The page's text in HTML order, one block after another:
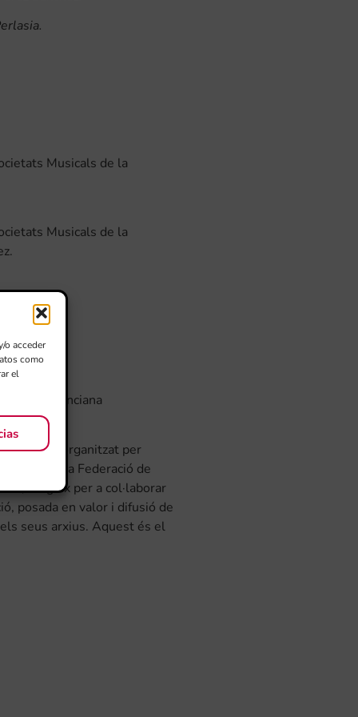
o acceder
como
el
Musicals de la
Musicals de la
Valenciana
Bankia i organitzat per
i la Federació de
sorgeix per a col·laborar
posada en valor i difusió de
seus arxius. Aquest és el